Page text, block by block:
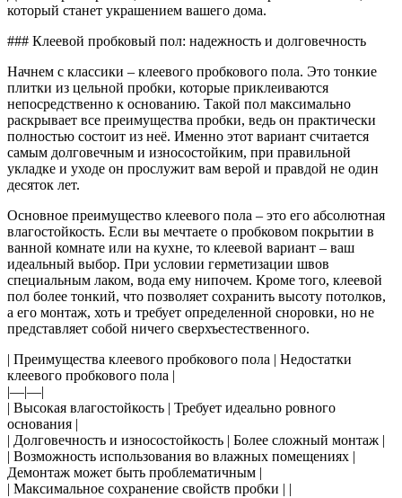
который станет украшением вашего дома.
### Клеевой пробковый пол: надежность и долговечность
Начнем с классики – клеевого пробкового пола. Это тонкие
плитки из цельной пробки, которые приклеиваются
непосредственно к основанию. Такой пол максимально
раскрывает все преимущества пробки, ведь он практически
полностью состоит из неё. Именно этот вариант считается
самым долговечным и износостойким, при правильной
укладке и уходе он прослужит вам верой и правдой не один
десяток лет.
Основное преимущество клеевого пола – это его абсолютная
влагостойкость. Если вы мечтаете о пробковом покрытии в
ванной комнате или на кухне, то клеевой вариант – ваш
идеальный выбор. При условии герметизации швов
специальным лаком, вода ему нипочем. Кроме того, клеевой
пол более тонкий, что позволяет сохранить высоту потолков,
а его монтаж, хоть и требует определенной сноровки, но не
представляет собой ничего сверхъестественного.
| Преимущества клеевого пробкового пола | Недостатки
клеевого пробкового пола |
|—|—|
| Высокая влагостойкость | Требует идеально ровного
основания |
| Долговечность и износостойкость | Более сложный монтаж |
| Возможность использования во влажных помещениях |
Демонтаж может быть проблематичным |
| Максимальное сохранение свойств пробки | |